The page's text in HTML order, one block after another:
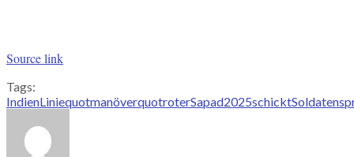
Source link
Tags:
IndienLiniequotmanöverquotroterSapad2025schicktSoldaten